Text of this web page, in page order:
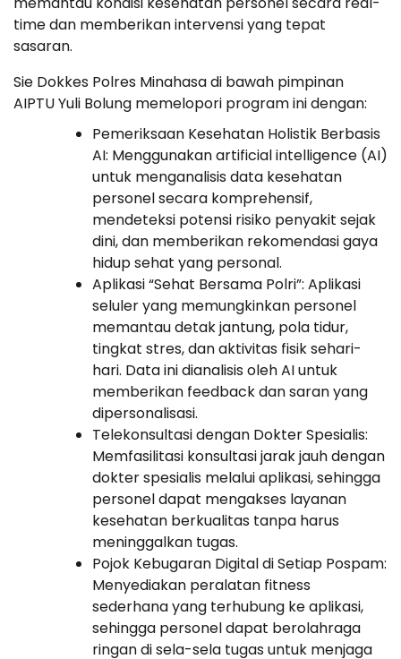
time dan memberikan intervensi yang tepat
sasaran.
Sie Dokkes Polres Minahasa di bawah pimpinan
AIPTU Yuli Bolung memelopori program ini dengan:
Pemeriksaan Kesehatan Holistik Berbasis
AI: Menggunakan artificial intelligence (AI)
untuk menganalisis data kesehatan
personel secara komprehensif,
mendeteksi potensi risiko penyakit sejak
dini, dan memberikan rekomendasi gaya
hidup sehat yang personal.
Aplikasi “Sehat Bersama Polri”: Aplikasi
seluler yang memungkinkan personel
memantau detak jantung, pola tidur,
tingkat stres, dan aktivitas fisik sehari-
hari. Data ini dianalisis oleh AI untuk
memberikan feedback dan saran yang
dipersonalisasi.
Telekonsultasi dengan Dokter Spesialis:
Memfasilitasi konsultasi jarak jauh dengan
dokter spesialis melalui aplikasi, sehingga
personel dapat mengakses layanan
kesehatan berkualitas tanpa harus
meninggalkan tugas.
Pojok Kebugaran Digital di Setiap Pospam:
Menyediakan peralatan fitness
sederhana yang terhubung ke aplikasi,
sehingga personel dapat berolahraga
ringan di sela-sela tugas untuk menjaga